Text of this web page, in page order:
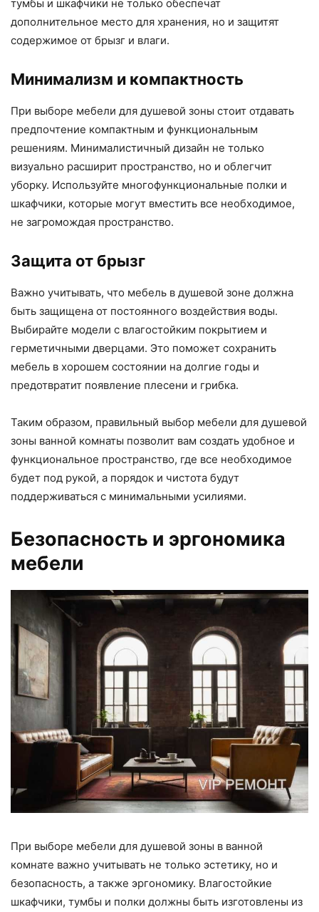
тумбы и шкафчики не только обеспечат
дополнительное место для хранения, но и защитят
содержимое от брызг и влаги.
Минимализм и компактность
При выборе мебели для душевой зоны стоит отдавать
предпочтение компактным и функциональным
решениям. Минималистичный дизайн не только
визуально расширит пространство, но и облегчит
уборку. Используйте многофункциональные полки и
шкафчики, которые могут вместить все необходимое,
не загромождая пространство.
Защита от брызг
Важно учитывать, что мебель в душевой зоне должна
быть защищена от постоянного воздействия воды.
Выбирайте модели с влагостойким покрытием и
герметичными дверцами. Это поможет сохранить
мебель в хорошем состоянии на долгие годы и
предотвратит появление плесени и грибка.
Таким образом, правильный выбор мебели для душевой
зоны ванной комнаты позволит вам создать удобное и
функциональное пространство, где все необходимое
будет под рукой, а порядок и чистота будут
поддерживаться с минимальными усилиями.
Безопасность и эргономика
мебели
При выборе мебели для душевой зоны в ванной
комнате важно учитывать не только эстетику, но и
безопасность, а также эргономику. Влагостойкие
шкафчики, тумбы и полки должны быть изготовлены из